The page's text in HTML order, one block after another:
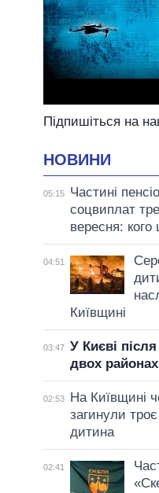
Підпишіться на
НОВИНИ
05:15
Частині
соцвиплат
вересня: кого
04:51
Київщині
03:47 У Києві
двох
02:53
На Київщині
загинули
дитина
02:41